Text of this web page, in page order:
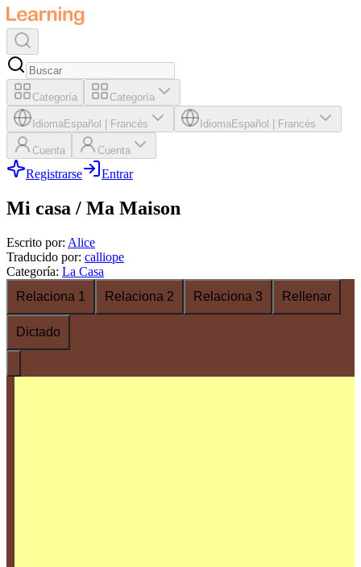
Categoría Categoría
IdiomaEspañol Francés IdiomaEspañol Francés
Cuenta Cuenta
Registrarse Entrar
Mi casa / Ma Maison
Escrito por: Alice
Traducido por: calliope
Categoría: La Casa
Relaciona 1
Relaciona 2 Relaciona 3 Rellenar
Dictado